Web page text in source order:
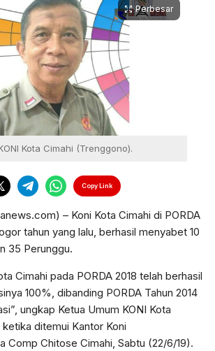
Perbesar
Kota Cimahi (Trenggono).
Copy Link
– Koni Kota Cimahi di PORDA
tahun yang lalu, berhasil menyabet 10
35 Perunggu.
Cimahi pada PORDA 2018 telah berhasil
100%, dibanding PORDA Tahun 2014
ungkap Ketua Umum KONI Kota
ditemui Kantor Koni
Comp Chitose Cimahi, Sabtu (22/6/19).